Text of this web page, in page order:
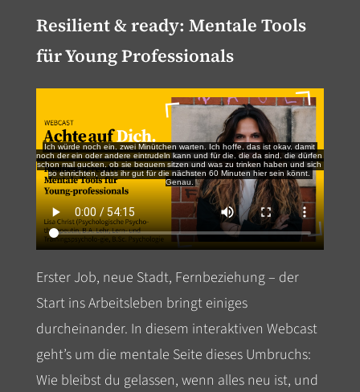
Resilient & ready: Mentale Tools
für Young Professionals
Erster Job, neue Stadt, Fernbeziehung – der
Start ins Arbeitsleben bringt einiges
durcheinander. In diesem interaktiven Webcast
geht’s um die mentale Seite dieses Umbruchs:
Wie bleibst du gelassen, wenn alles neu ist, und